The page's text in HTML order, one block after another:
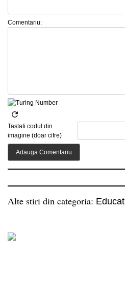
Comentariu:
Tastati codul din
imagine (doar cifre)
Alte stiri din categoria: